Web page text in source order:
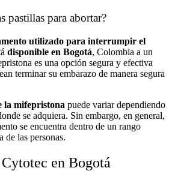
pastillas para abortar?
utilizado para interrumpir el
disponible en Bogotá, Colombia a un
es una opción segura y efectiva
terminar su embarazo de manera segura
la mifepristona puede variar dependiendo
se adquiera. Sin embargo, en general,
se encuentra dentro de un rango
de las personas.
en Bogotá